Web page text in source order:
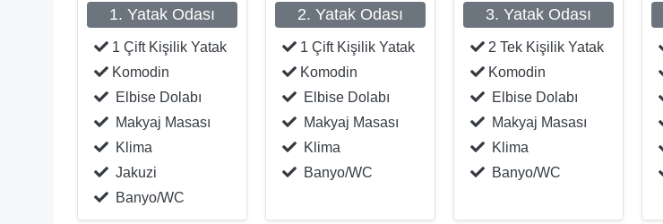
1. Yatak Odası
1 Çift Kişilik Yatak
Komodin
Elbise Dolabı
Makyaj Masası
Klima
Jakuzi
Banyo/WC
2. Yatak Odası
1 Çift Kişilik Yatak
Komodin
Elbise Dolabı
Makyaj Masası
Klima
Banyo/WC
3. Yatak Odası
2 Tek Kişilik Yatak
Komodin
Elbise Dolabı
Makyaj Masası
Klima
Banyo/WC